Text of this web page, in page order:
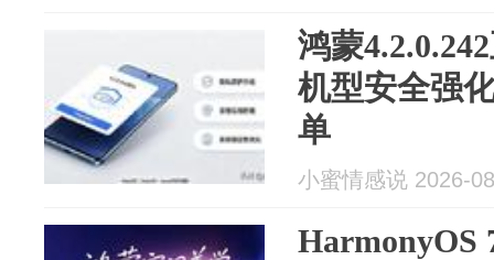
鸿蒙
机型安全强
单
小蜜情感说 2026-
HarmonyOS